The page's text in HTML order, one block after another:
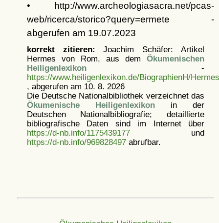
• http://www.archeologiasacra.net/pcas-
web/ricerca/storico?query=ermete -
abgerufen am 19.07.2023
korrekt zitieren: Joachim Schäfer: Artikel
Hermes von Rom, aus dem Ökumenischen
Heiligenlexikon-
https://www.heiligenlexikon.de/BiographienH/
, abgerufen am 10. 8. 2026
Die Deutsche Nationalbibliothek verzeichnet das
Ökumenische Heiligenlexikonin der
Deutschen Nationalbibliografie; detaillierte
bibliografische Daten sind im Internet über
https://d-nb.info/1175439177und
https://d-nb.info/969828497abrufbar.